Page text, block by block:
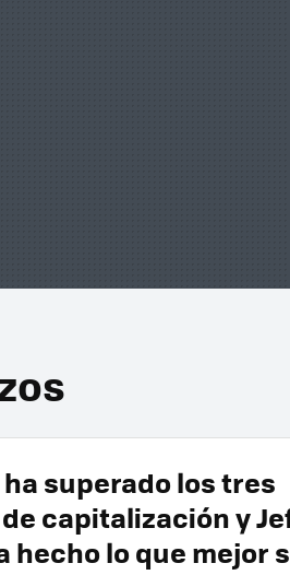
superado los tres
capitalización y
hecho lo que mejor